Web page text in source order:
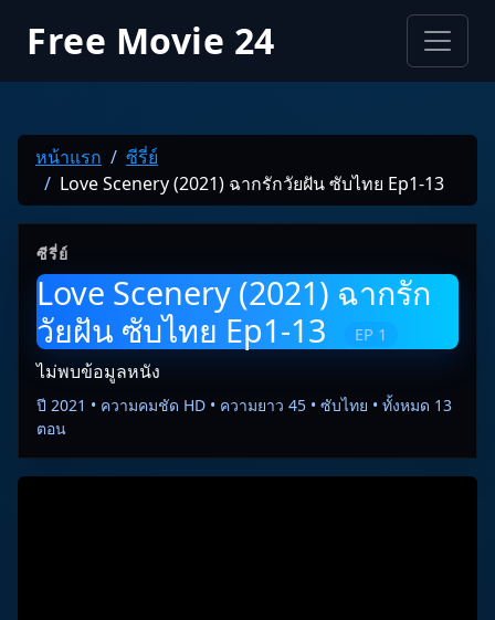
Free Movie 24
หน้าแรก
ซีรี่ย์
Love Scenery (2021) ฉากรักวัยฝัน ซับไทย Ep1-13
ซีรี่ย์
Love Scenery (2021) ฉากรัก
วัยฝัน ซับไทย Ep1-13
EP 1
ไม่พบข้อมูลหนัง
ปี 2021 • ความคมชัด HD • ความยาว 45 • ซับไทย • ทั้งหมด 13
ตอน